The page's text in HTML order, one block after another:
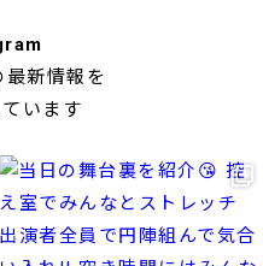
新情報を
います